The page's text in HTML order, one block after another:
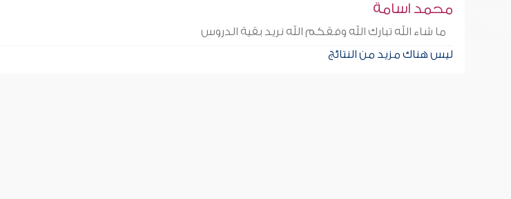
محمد اسامة
ما شاء الله تبارك الله وفقكم الله نريد بقية الدروس
ليس هناك مزيد من النتائج